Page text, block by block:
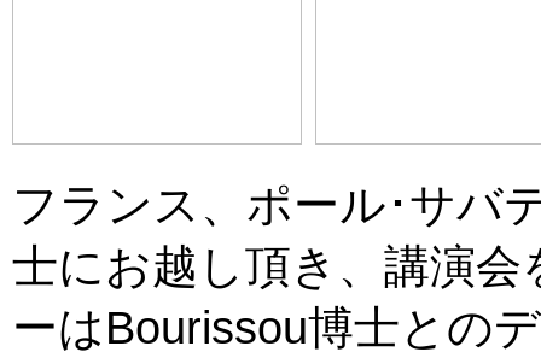
フランス、ポール･サバ
士にお越し頂き、講演
ーはBourissou博士との